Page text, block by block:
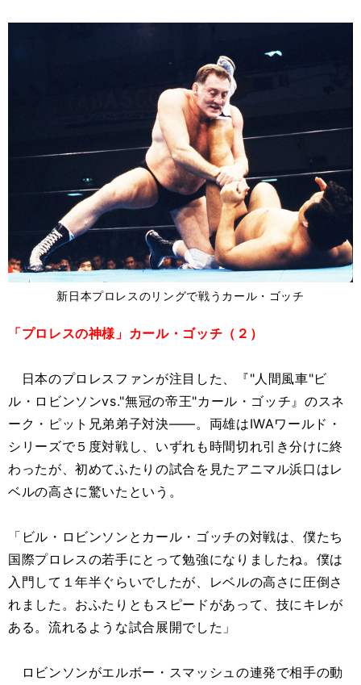
新日本プロレスのリングで戦うカール・ゴッチ
「プロレスの神様」カール・ゴッチ（２）
日本のプロレスファンが注目した、『"人間風車"ビ
ル・ロビンソンvs."無冠の帝王"カール・ゴッチ』のスネ
ーク・ピット兄弟弟子対決――。両雄はIWAワールド・
シリーズで５度対戦し、いずれも時間切れ引き分けに終
わったが、初めてふたりの試合を見たアニマル浜口はレ
ベルの高さに驚いたという。
「ビル・ロビンソンとカール・ゴッチの対戦は、僕たち
国際プロレスの若手にとって勉強になりましたね。僕は
入門して１年半ぐらいでしたが、レベルの高さに圧倒さ
れました。おふたりともスピードがあって、技にキレが
ある。流れるような試合展開でした」
ロビンソンがエルボー・スマッシュの連発で相手の動